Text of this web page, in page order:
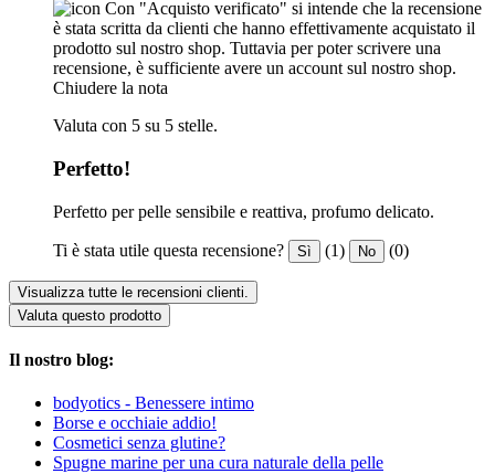
Con "Acquisto verificato" si intende che la recensione
è stata scritta da clienti che hanno effettivamente acquistato il
prodotto sul nostro shop. Tuttavia per poter scrivere una
recensione, è sufficiente avere un account sul nostro shop.
Chiudere la nota
Valuta con 5 su 5 stelle.
Perfetto!
Perfetto per pelle sensibile e reattiva, profumo delicato.
Ti è stata utile questa recensione? Sì (1) No (0)
Visualizza tutte le recensioni clienti.
Valuta questo prodotto
Il nostro blog:
bodyotics - Benessere intimo
Borse e occhiaie addio!
Cosmetici senza glutine?
Spugne marine per una cura naturale della pelle